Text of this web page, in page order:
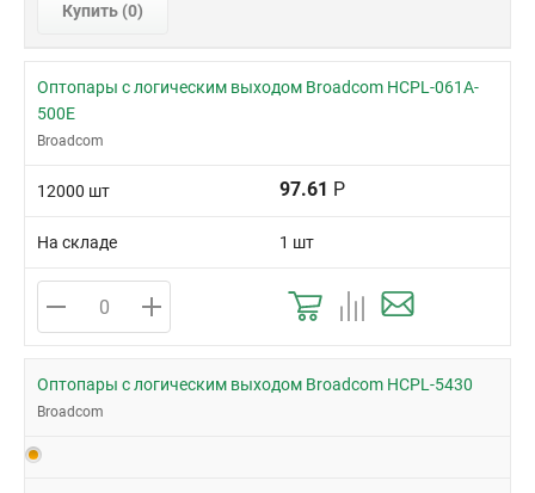
Купить (0)
Оптопары с логическим выходом Broadcom HCPL-061A-
500E
Broadcom
12000 шт 97.61 Р
На складе 1 шт
Оптопары с логическим выходом Broadcom HCPL-5430
Broadcom